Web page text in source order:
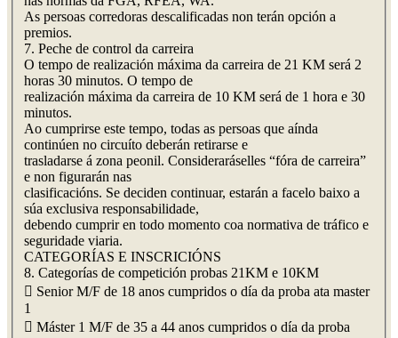
As persoas corredoras descalificadas non terán opción a
premios.
7. Peche de control da carreira
O tempo de realización máxima da carreira de 21 KM será 2
horas 30 minutos. O tempo de
realización máxima da carreira de 10 KM será de 1 hora e 30
minutos.
Ao cumprirse este tempo, todas as persoas que aínda
continúen no circuíto deberán retirarse e
trasladarse á zona peonil. Consideraráselles “fóra de carreira”
e non figurarán nas
clasificacións. Se deciden continuar, estarán a facelo baixo a
súa exclusiva responsabilidade,
debendo cumprir en todo momento coa normativa de tráfico e
seguridade viaria.
CATEGORÍAS E INSCRICIÓNS
8. Categorías de competición probas 21KM e 10KM
 Senior M/F de 18 anos cumpridos o día da proba ata master
1
 Máster 1 M/F de 35 a 44 anos cumpridos o día da proba